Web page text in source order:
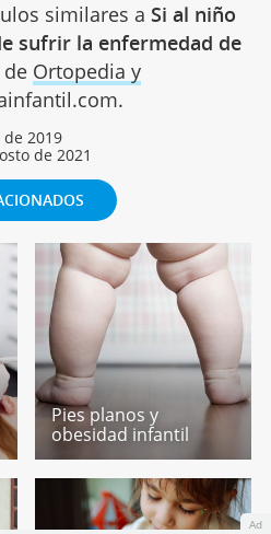
similares a Si al niño
sufrir la enfermedad de
Ortopedia y
2019
de 2021
Pies planos y
obesidad infantil
Ad